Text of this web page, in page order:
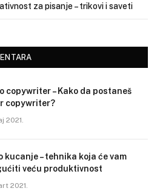
za pisanje – trikovi i saveti
copywriter – Kako da postaneš
copywriter?
2021.
kucanje – tehnika koja će vam
veću produktivnost
2021.